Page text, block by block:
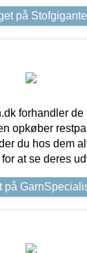
på
forhandler de
opkøber
du hos dem
at se deres
på